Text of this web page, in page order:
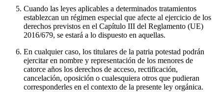
Cuando las leyes aplicables a determinados tratamientos
establezcan un régimen especial que afecte al ejercicio de los
derechos previstos en el Capítulo III del Reglamento (UE)
2016/679, se estará a lo dispuesto en aquellas.
En cualquier caso, los titulares de la patria potestad podrán
ejercitar en nombre y representación de los menores de
catorce años los derechos de acceso, rectificación,
cancelación, oposición o cualesquiera otros que pudieran
corresponderles en el contexto de la presente ley orgánica.